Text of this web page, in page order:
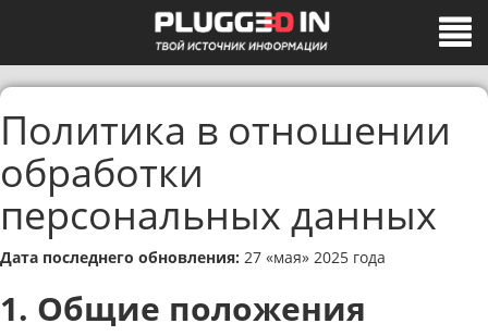
Политика в отношении
обработки
персональных данных
Дата последнего обновления: 27 «мая» 2025 года
1. Общие положения